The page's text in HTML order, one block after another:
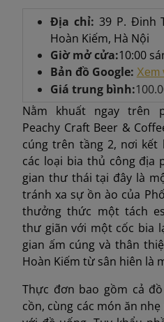
Địa chỉ: 39 P. Đinh
Hoàn Kiếm, Hà Nội
Giờ mở cửa:10:00
Bản đồ Google: Xem
Giá trung bình:
Nằm khuất ngay trên
Peachy Craft Beer &
cúng trên tầng 2, nơi kết
các loại bia thủ công địa
gian thư thái tại đây là
tránh xa sự ồn ào của
thưởng thức một tách
thư giãn với một cốc bia
gian ấm cúng và thân
Hoàn Kiếm từ sân hiên là
Thực đơn bao gồm cả
cồn, cùng các món ăn